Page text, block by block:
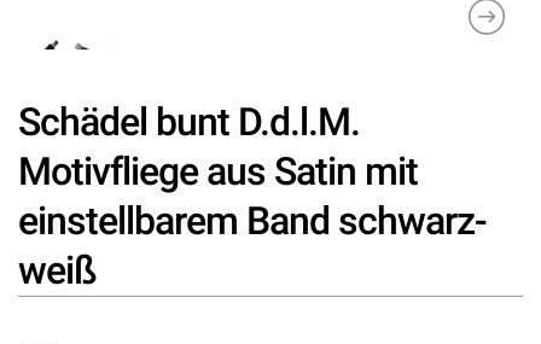
Schädel bunt D.d.l.M.
Motivfliege aus Satin mit
einstellbarem Band schwarz-
weiß